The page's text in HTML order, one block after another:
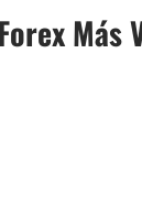
Más